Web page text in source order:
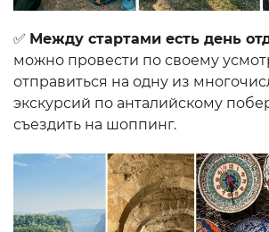
✅ Между стартами есть день
можно провести по своему
отправиться на одну из
экскурсий по анталийскому
съездить на шоппинг.